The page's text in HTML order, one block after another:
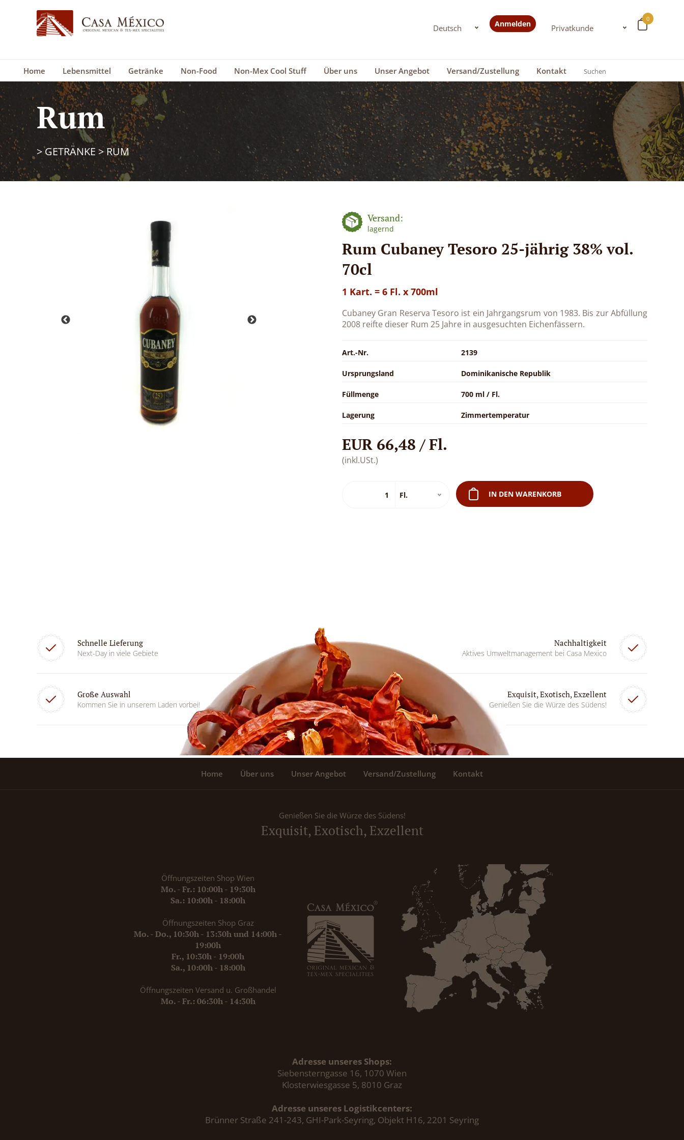
0
Anmelden
Home Lebensmittel Getränke Non-Food Non-Mex Cool Stuff Über uns Unser Angebot Versand/Zustellung Kontakt
Rum
>GETRÄNKE >RUM
Versand:
lagernd
Rum Cubaney Tesoro 25-jährig 38% vol.
70cl
1 Kart. = 6 Fl. x 700ml
Cubaney Gran Reserva Tesoro ist ein Jahrgangsrum von 1983. Bis zur Abfüllung
2008 reifte dieser Rum 25 Jahre in ausgesuchten Eichenfässern.
Art.-Nr. 2139
Ursprungsland Dominikanische Republik
Füllmenge 700 ml / Fl.
Lagerung Zimmertemperatur
EUR 66,48 / Fl.
(inkl.USt.)
IN DEN WARENKORB
Schnelle Lieferung
Next-Day in viele Gebiete
Nachhaltigkeit
Aktives Umweltmanagement bei Casa Mexico
Große Auswahl
Kommen Sie in unserem Laden vorbei!
Exquisit, Exotisch, Exzellent
Genießen Sie die Würze des Südens!
Home Über uns Unser Angebot Versand/Zustellung Kontakt
Genießen Sie die Würze des Südens!
Exquisit, Exotisch, Exzellent
Öffnungszeiten Shop Wien
Mo. - Fr.: 10:00h - 19:30h
Sa.: 10:00h - 18:00h
Öffnungszeiten Shop Graz
Mo. - Do., 10:30h - 13:30h und 14:00h -
19:00h
Fr., 10:30h - 19:00h
Sa., 10:00h - 18:00h
Öffnungszeiten Versand u. Großhandel
Mo. - Fr.: 06:30h - 14:30h
Adresse unseres Shops:
Siebensterngasse 16, 1070 Wien
Klosterwiesgasse 5, 8010 Graz
Adresse unseres Logistikcenters:
Brünner Straße 241-243, GHI-Park-Seyring, Objekt H16, 2201 Seyring